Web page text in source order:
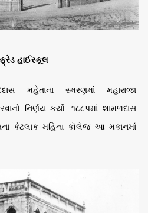
હાઈસ્કૂલ
મહેતાના સ્મરણમાં
મહારાજા
નિર્ણય કર્યો.૧૮૮પમાં શામળદાસ
કેટલાક મહિના કૉલેજ આ મકાનમાં